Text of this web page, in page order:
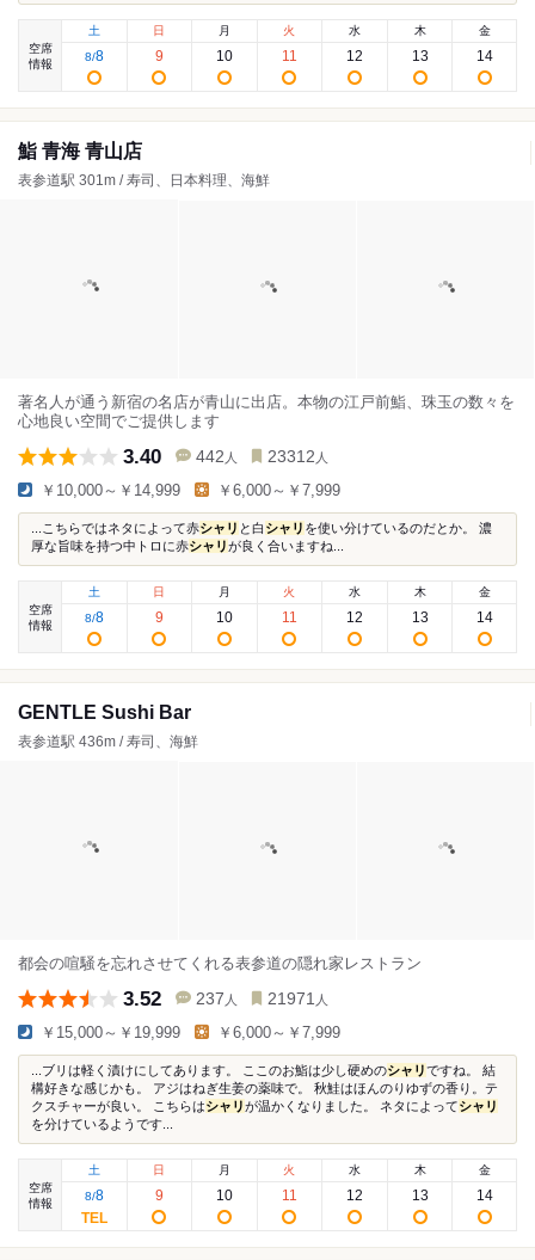
空席
情報
土
8/8
日
9
月
10
火
11
水
12
木
13
金
14
鮨 青海 青山店
表参道駅 301m / 寿司、日本料理、海鮮
著名人が通う新宿の名店が青山に出店。本物の江戸前鮨、珠玉の数々を
心地良い空間でご提供します
3.40 442 人 23312 人
￥10,000～￥14,999 ￥6,000～￥7,999
...こちらではネタによって赤シャリ と白 シャリ を使い分けているのだとか。 濃
厚な旨味を持つ中トロに赤シャリが良く合いますね...
空席
情報
土
8/8
日
9
月
10
火
11
水
12
木
13
金
14
GENTLE Sushi Bar
表参道駅 436m / 寿司、海鮮
都会の喧騒を忘れさせてくれる表参道の隠れ家レストラン
3.52 237 人 21971 人
￥15,000～￥19,999 ￥6,000～￥7,999
...ブリは軽く漬けにしてあります。 ここのお鮨は少し硬めのシャリですね。 結
構好きな感じかも。 アジはねぎ生姜の薬味で。 秋鮭はほんのりゆずの香り。テ
クスチャーが良い。 こちらはシャリが温かくなりました。 ネタによってシャリ
を分けているようです...
空席
情報
土
8/8
日
9
月
10
火
11
水
12
木
13
金
14